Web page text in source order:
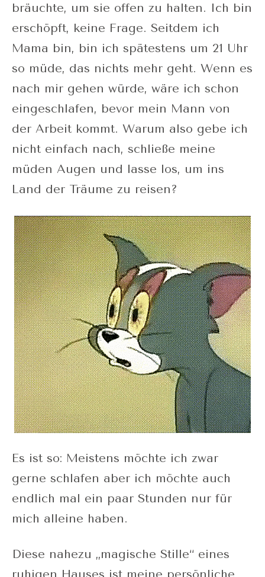
bräuchte, um sie offen zu halten. Ich bin
erschöpft, keine Frage. Seitdem ich
Mama bin, bin ich spätestens um 21 Uhr
so müde, das nichts mehr geht. Wenn es
nach mir gehen würde, wäre ich schon
eingeschlafen, bevor mein Mann von
der Arbeit kommt. Warum also gebe ich
nicht einfach nach, schließe meine
müden Augen und lasse los, um ins
Land der Träume zu reisen?
Es ist so: Meistens möchte ich zwar
gerne schlafen aber ich möchte auch
endlich mal ein paar Stunden nur für
mich alleine haben.
Diese nahezu „magische Stille“ eines